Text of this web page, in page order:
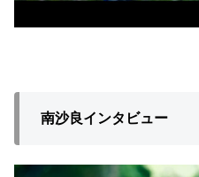
南沙良インタビュー